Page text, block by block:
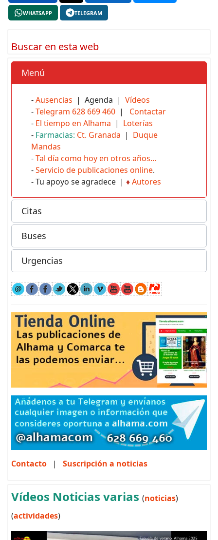
WHATSAPP TELEGRAM
Buscar en esta web
Menú
-Ausencias | Agenda | Vídeos
-Telegram 628 669 460 | Contactar
- El tiempo en Alhama | Loterías
- Farmacias: Ct. Granada | Duque
Mandas
-Tal día como hoy en otros años...
-Servicio de publicaciones online.
- Tu apoyo se agradece | ♦Autores
Citas
Buses
Urgencias
Contacto | Suscripción a noticias
Vídeos Noticias varias (noticias)
(actividades)